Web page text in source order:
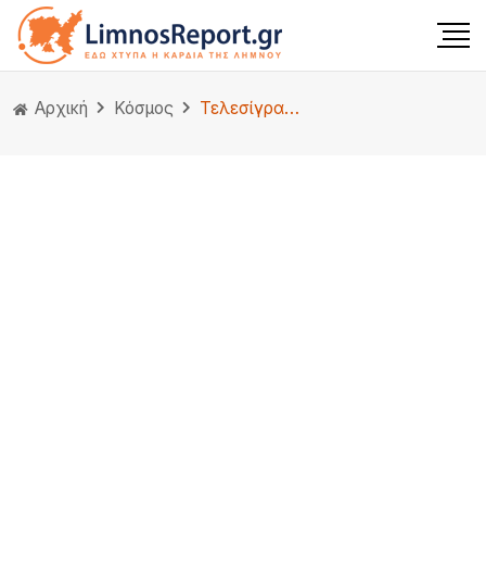
Αρχική Κόσμος Τελεσίγραφο Τραμπ στη Χαμάς: Δίνει διορία μέχρι την Κυριακή …αλλιώς έρχεται η κόλαση